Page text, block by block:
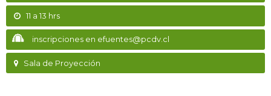
11 a 13 hrs
inscripciones en efuentes@pcdv.cl
Sala de Proyección